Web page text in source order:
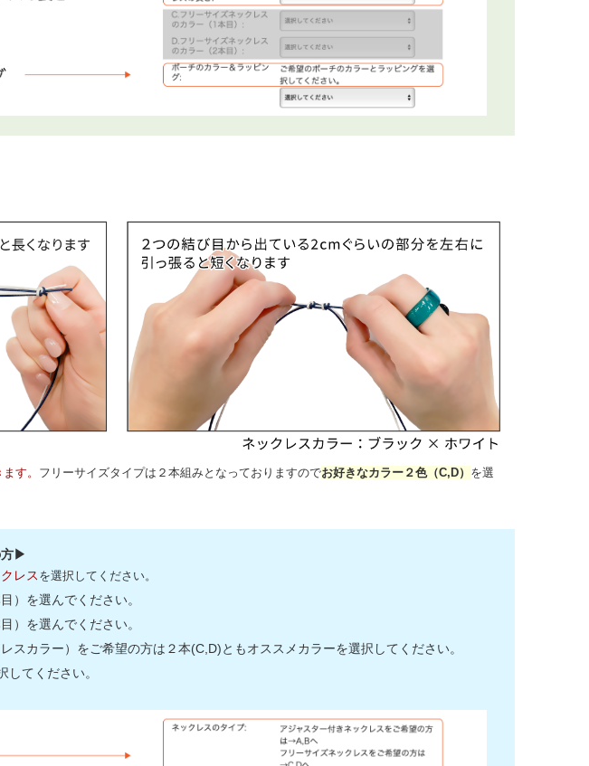
す。 フリーサイズタイプは２本組みとなっておりますのでお好きなカラー２色（C,D） を選
方▶
レス を選択してください。
目）を選んでください。
目）を選んでください。
スカラー）をご希望の方は２本(C,D)ともオススメカラーを選択してください。
してください。